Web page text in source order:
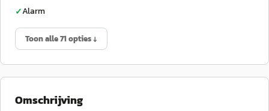
✓Alarm
Toon alle 71 opties ↓
Omschrijving